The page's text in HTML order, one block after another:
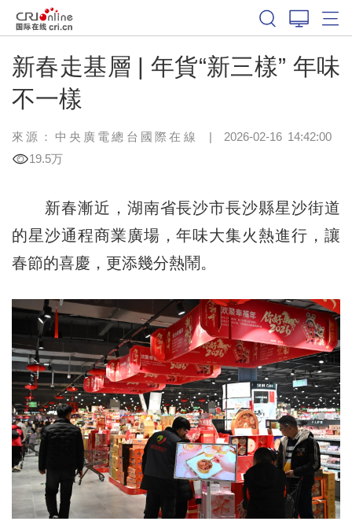
新春走基層 | 年貨“新三樣” 年味
不一樣
來源：中央廣電總台國際在線 | 2026-02-16 14:42:00
19.5万
新春漸近，湖南省長沙市長沙縣星沙街道
的星沙通程商業廣場，年味大集火熱進行，讓
春節的喜慶，更添幾分熱鬧。